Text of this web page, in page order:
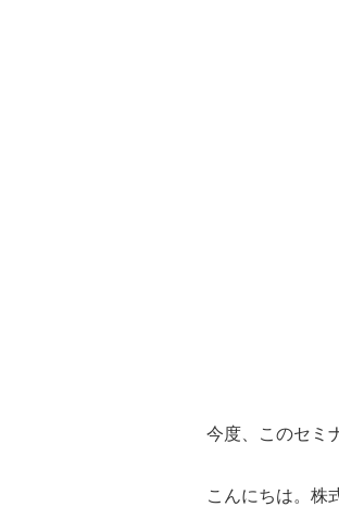
今度、このセミ
こんにちは。株